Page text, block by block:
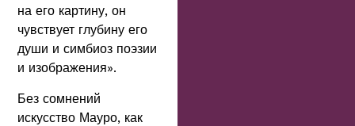
на его картину, он
чувствует глубину его
души и симбиоз поэзии
и изображения».
Без сомнений
искусство Мауро, как